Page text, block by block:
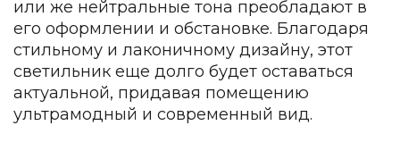
По типу
Для кухни
Предметы интерьера
Зеркала
Вентиляторы
или же нейтральные тона преобладают в
его оформлении и обстановке. Благодаря
стильному и лаконичному дизайну, этот
светильник еще долго будет оставаться
актуальной, придавая помещению
ультрамодный и современный вид.